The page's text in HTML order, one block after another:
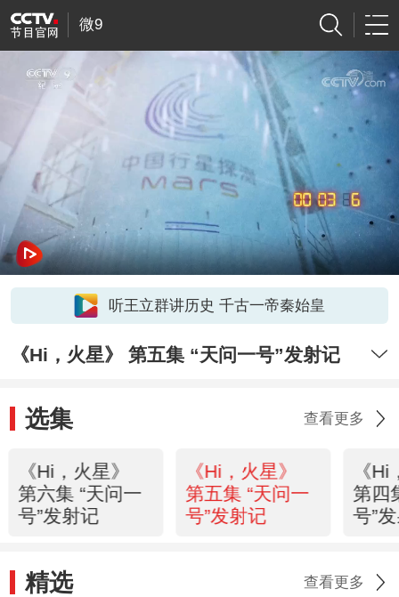
微9
听王立群讲历史 千古一帝秦始皇
《Hi，火星》 第五集 “天问一号”发射记
选集 查看更多
《Hi，火星》
第六集 “天问一
号”发射记
《Hi，火星》
第五集 “天问一
号”发射记
《
第四
号”
精选 查看更多